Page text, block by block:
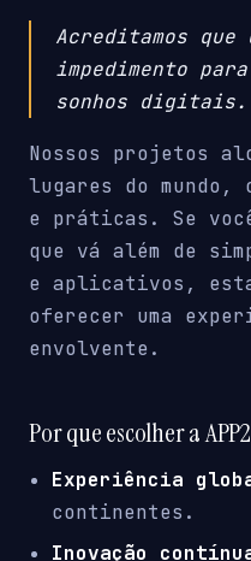
Acreditamos
impedimento
sonhos digitais.
Nossos projetos
lugares do mundo,
e práticas. Se
que vá além de
e aplicativos,
oferecer uma
envolvente.
Por que escolher a
Experiência
continentes.
Inovação